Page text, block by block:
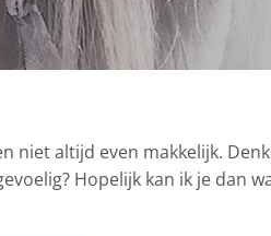
niet altijd even makkelijk.
Hopelijk kan ik je dan